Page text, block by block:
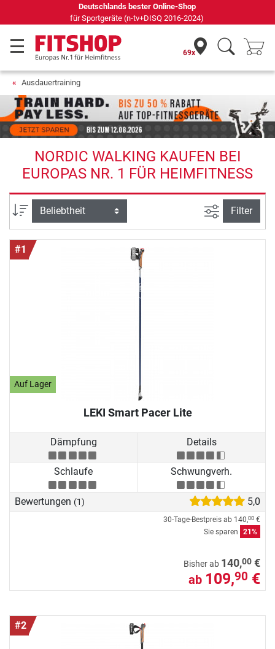
69 Fachmärkte vor Ort mit 75 eigenen Servicetechnikern
69x
Ausdauertraining
NORDIC WALKING KAUFEN BEI
EUROPAS NR. 1 FÜR HEIMFITNESS
Sortierung Ansicht
Filter
#1
Auf Lager
LEKI Smart Pacer Lite
Dämpfung Details
Schlaufe Schwungverh.
Bewertungen (1) 5,0
30-Tage-Bestpreis ab 140,00 €
Sie sparen
21%
Bisher ab 140,00 €
ab 109,90 €
#2